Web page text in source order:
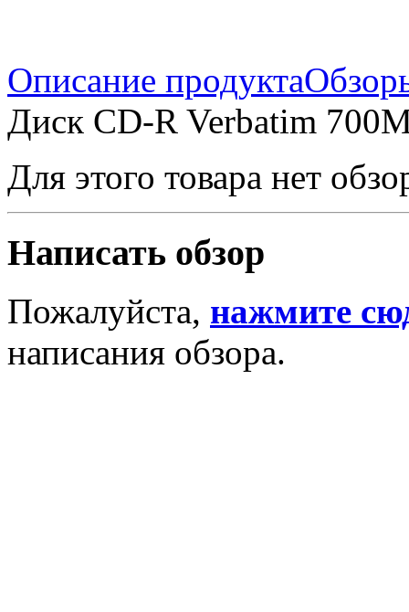
Описание продукта
Диск CD-R Verbatim
Для этого товара нет
Написать обзор
Пожалуйста, нажмите
написания обзора.